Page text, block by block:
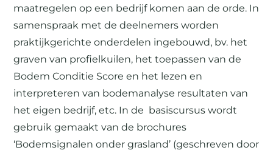
maatregelen op een bedrijf komen aan de orde. In
samenspraak met de deelnemers worden
praktijkgerichte onderdelen ingebouwd, bv. het
graven van profielkuilen, het toepassen van de
Bodem Conditie Score en het lezen en
interpreteren van bodemanalyse resultaten van
het eigen bedrijf, etc. In de basiscursus wordt
gebruik gemaakt van de brochures
‘Bodemsignalen onder grasland’ (geschreven door